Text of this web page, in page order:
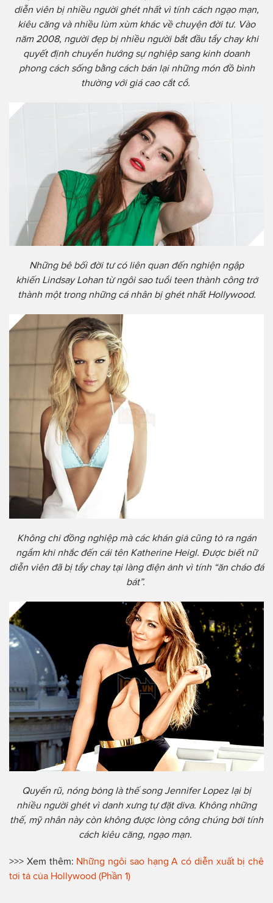
diễn viên bị nhiều người ghét nhất vì tính cách ngạo mạn,
kiêu căng và nhiều lùm xùm khác về chuyện đời tư. Vào
năm 2008, người đẹp bị nhiều người bắt đầu tẩy chay khi
quyết định chuyển hướng sự nghiệp sang kinh doanh
phong cách sống bằng cách bán lại những món đồ bình
thường với giá cao cắt cổ.
Những bê bối đời tư có liên quan đến nghiện ngập
khiến Lindsay Lohan từ ngôi sao tuổi teen thành công trở
thành một trong những cá nhân bị ghét nhất Hollywood.
Không chỉ đồng nghiệp mà các khán giả cũng tỏ ra ngán
ngẩm khi nhắc đến cái tên Katherine Heigl. Được biết nữ
diễn viên đã bị tẩy chay tại làng điện ảnh vì tính “ăn cháo đá
bát”.
Quyến rũ, nóng bỏng là thế song Jennifer Lopez lại bị
nhiều người ghét vì danh xưng tự đặt diva. Không những
thế, mỹ nhân này còn không được lòng công chúng bởi tính
cách kiêu căng, ngạo mạn.
>>> Xem thêm: Những ngôi sao hạng A có diễn xuất bị chê
tơi tả của Hollywood (Phần 1)